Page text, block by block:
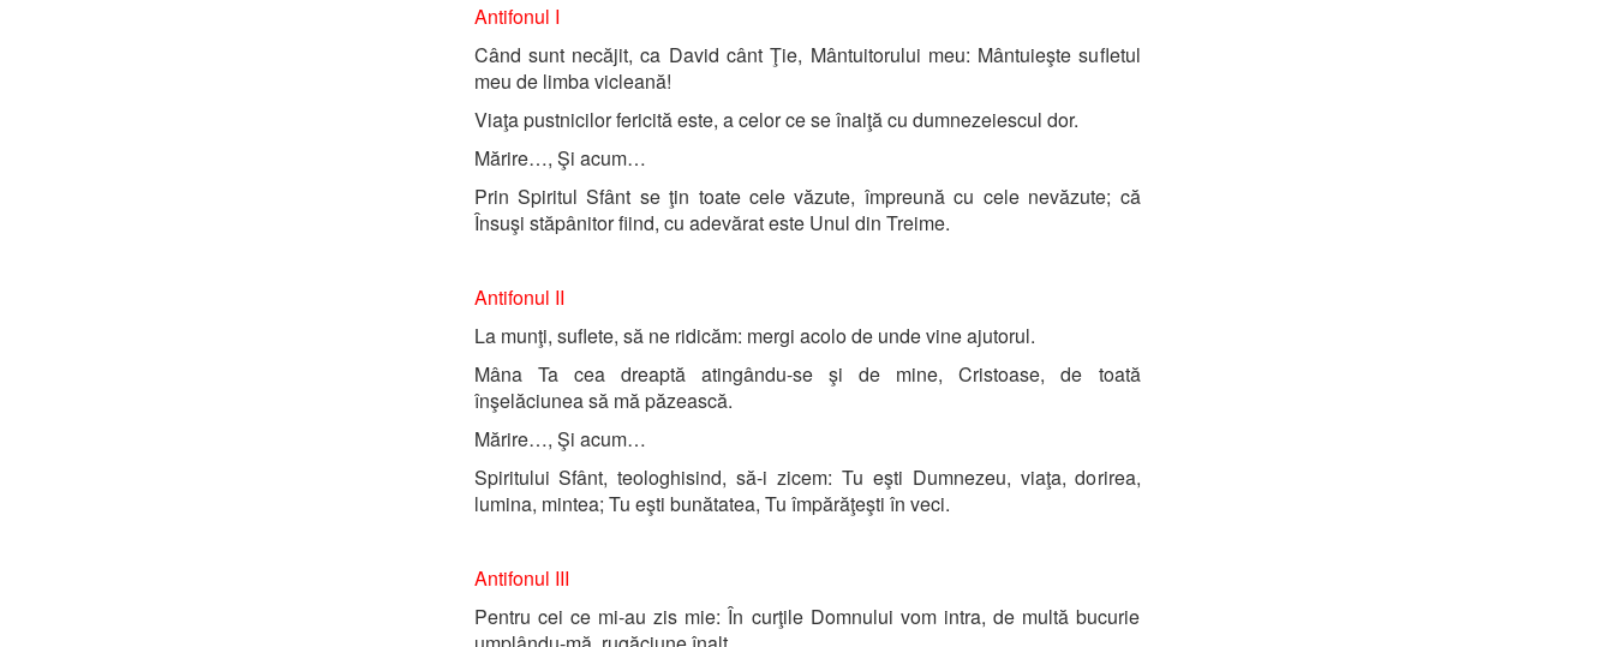
Antifonul I
Când sunt necăjit, ca David cânt Ţie, Mântuitorului meu: Mântuieşte sufletul
meu de limba vicleană!
Viaţa pustnicilor fericită este, a celor ce se înalţă cu dumnezeiescul dor.
Mărire…, Şi acum…
Prin Spiritul Sfânt se ţin toate cele văzute, împreună cu cele nevăzute; că
Însuşi stăpânitor fiind, cu adevărat este Unul din Treime.
Antifonul II
La munţi, suflete, să ne ridicăm: mergi acolo de unde vine ajutorul.
Mâna Ta cea dreaptă atingându-se şi de mine, Cristoase, de toată
înşelăciunea să mă păzească.
Mărire…, Şi acum…
Spiritului Sfânt, teologhisind, să-i zicem: Tu eşti Dumnezeu, viaţa, dorirea,
lumina, mintea; Tu eşti bunătatea, Tu împărăţeşti în veci.
Antifonul III
Pentru cei ce mi-au zis mie: În curţile Domnului vom intra, de multă bucurie